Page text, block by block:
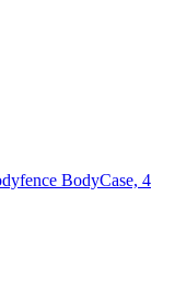
BodyСase, 4